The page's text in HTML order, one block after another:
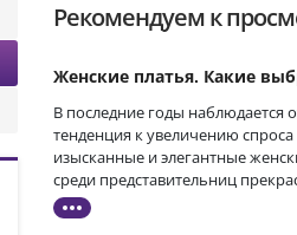
Рекомендуем к
Женские платья. Какие
В последние годы наблюдается
тенденция к увеличению спроса
изысканные и элегантные
среди представительниц